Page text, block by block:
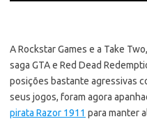
A Rockstar Games e a Take
saga GTA e Red Dead
posições bastante agressivas
seus jogos, foram agora
pirata Razor 1911 para manter